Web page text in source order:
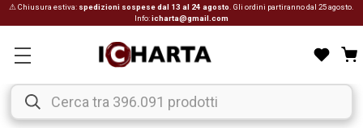
⚠ Chiusura estiva: spedizioni sospese dal 13 al 24 agosto . Gli ordini partiranno dal 25 agosto.
Info:icharta@gmail.com